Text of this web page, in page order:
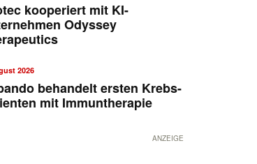
kooperiert mit KI-
Odyssey
2026
behandelt ersten Krebs-
mit Immuntherapie
ANZEIGE